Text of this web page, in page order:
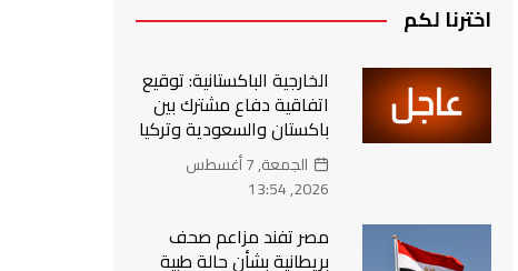
اخترنا لكم
الخارجية الباكستانية: توقيع
اتفاقية دفاع مشترك بين
باكستان والسعودية وتركيا
الجمعة, 7 أغسطس
2026, 13:54
مصر تفند مزاعم صحف
بريطانية بشأن حالة طبية